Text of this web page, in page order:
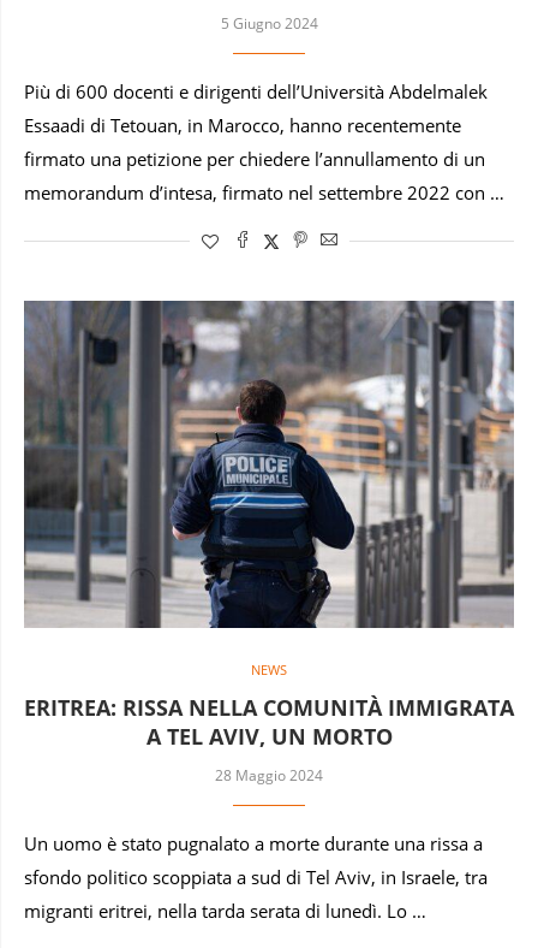
5 Giugno 2024
Più di 600 docenti e dirigenti dell’Università Abdelmalek
Essaadi di Tetouan, in Marocco, hanno recentemente
firmato una petizione per chiedere l’annullamento di un
memorandum d’intesa, firmato nel settembre 2022 con …
NEWS
ERITREA: RISSA NELLA COMUNITÀ IMMIGRATA
A TEL AVIV, UN MORTO
28 Maggio 2024
Un uomo è stato pugnalato a morte durante una rissa a
sfondo politico scoppiata a sud di Tel Aviv, in Israele, tra
migranti eritrei, nella tarda serata di lunedì. Lo …